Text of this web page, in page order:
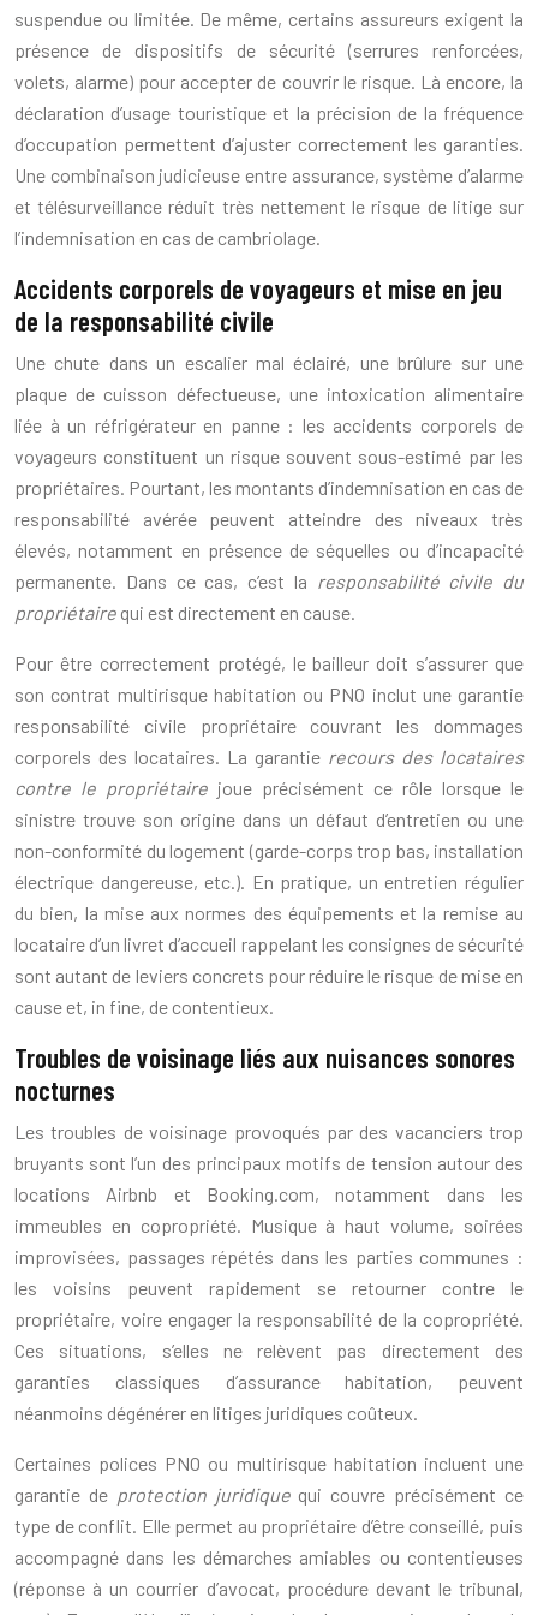
suspendue ou limitée. De même, certains assureurs exigent la
présence de dispositifs de sécurité (serrures renforcées,
volets, alarme) pour accepter de couvrir le risque. Là encore, la
déclaration d’usage touristique et la précision de la fréquence
d’occupation permettent d’ajuster correctement les garanties.
Une combinaison judicieuse entre assurance, système d’alarme
et télésurveillance réduit très nettement le risque de litige sur
l’indemnisation en cas de cambriolage.
Accidents corporels de voyageurs et mise en jeu
de la responsabilité civile
Une chute dans un escalier mal éclairé, une brûlure sur une
plaque de cuisson défectueuse, une intoxication alimentaire
liée à un réfrigérateur en panne : les accidents corporels de
voyageurs constituent un risque souvent sous-estimé par les
propriétaires. Pourtant, les montants d’indemnisation en cas de
responsabilité avérée peuvent atteindre des niveaux très
élevés, notamment en présence de séquelles ou d’incapacité
permanente. Dans ce cas, c’est la responsabilité civile du
propriétaire qui est directement en cause.
Pour être correctement protégé, le bailleur doit s’assurer que
son contrat multirisque habitation ou PNO inclut une garantie
responsabilité civile propriétaire couvrant les dommages
corporels des locataires. La garantie recours des locataires
contre le propriétaire joue précisément ce rôle lorsque le
sinistre trouve son origine dans un défaut d’entretien ou une
non-conformité du logement (garde-corps trop bas, installation
électrique dangereuse, etc.). En pratique, un entretien régulier
du bien, la mise aux normes des équipements et la remise au
locataire d’un livret d’accueil rappelant les consignes de sécurité
sont autant de leviers concrets pour réduire le risque de mise en
cause et, in fine, de contentieux.
Troubles de voisinage liés aux nuisances sonores
nocturnes
Les troubles de voisinage provoqués par des vacanciers trop
bruyants sont l’un des principaux motifs de tension autour des
locations Airbnb et Booking.com, notamment dans les
immeubles en copropriété. Musique à haut volume, soirées
improvisées, passages répétés dans les parties communes :
les voisins peuvent rapidement se retourner contre le
propriétaire, voire engager la responsabilité de la copropriété.
Ces situations, s’elles ne relèvent pas directement des
garanties classiques d’assurance habitation, peuvent
néanmoins dégénérer en litiges juridiques coûteux.
Certaines polices PNO ou multirisque habitation incluent une
garantie de protection juridiquequi couvre précisément ce
type de conflit. Elle permet au propriétaire d’être conseillé, puis
accompagné dans les démarches amiables ou contentieuses
(réponse à un courrier d’avocat, procédure devant le tribunal,